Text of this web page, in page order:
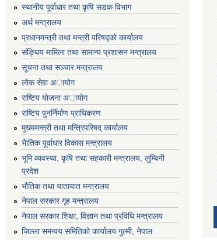
स्थानीय पूर्वाधार तथा कृषि सडक विभाग
अर्थ मन्त्रालय
प्रधानमन्त्री तथा मन्त्री परिषद्काे कार्यालय
संङ्घिय मामिला तथा सामान्य प्रशासन मन्त्रालय
सूचना तथा सञ्चार मन्त्रालय
लाेक सेवा अायाेग
राष्टिय याेजना अायाेग
राष्टिय पुनर्निर्माण प्राधिकरण
मुख्यमन्त्री तथा मन्त्रिपरिषद् कार्यालय
भैातिक पूर्वाधार विकास मन्त्रालय
भूमि व्यवस्था, कृषि तथा सहकारी मन्त्रालय, लु्म्बिनी
प्रदेश
भाैतिक तथा यातायात मन्त्रालय
नेपाल सरकार गृह मन्त्रालय
नेपाल सरकार शिक्षा, विज्ञान तथा प्रविधि मन्त्रालय
जिल्ला समन्वय समितिको कार्यालय गुल्मी, नेपाल